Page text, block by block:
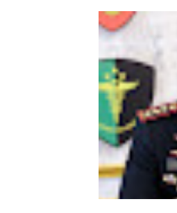
Meriahkan
Polda Aceh
Goreng dan